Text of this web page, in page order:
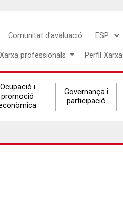
Comunitat d'avaluació
Select
language
Xarxa professionals Perfil Xarxa
Ocupació i
promoció
Governança i
participació